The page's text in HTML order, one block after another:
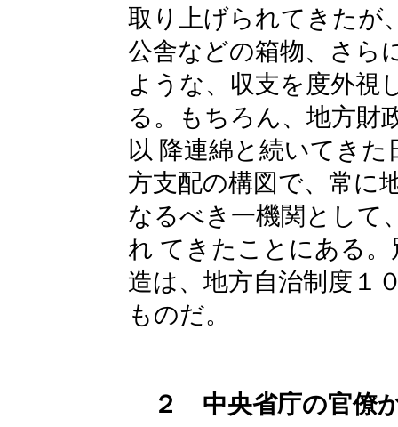
取り上げられてきたが
公舎などの箱物、さら
ような、収支を度外視
る。もちろん、地方財
以 降連綿と続いてき
方支配の構図で、常に
なるべき一機関として
れ てきたことにある
造は、地方自治制度１
ものだ。
２ 中央省庁の官僚